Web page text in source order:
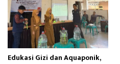
Edukasi Gizi dan Aquaponik,